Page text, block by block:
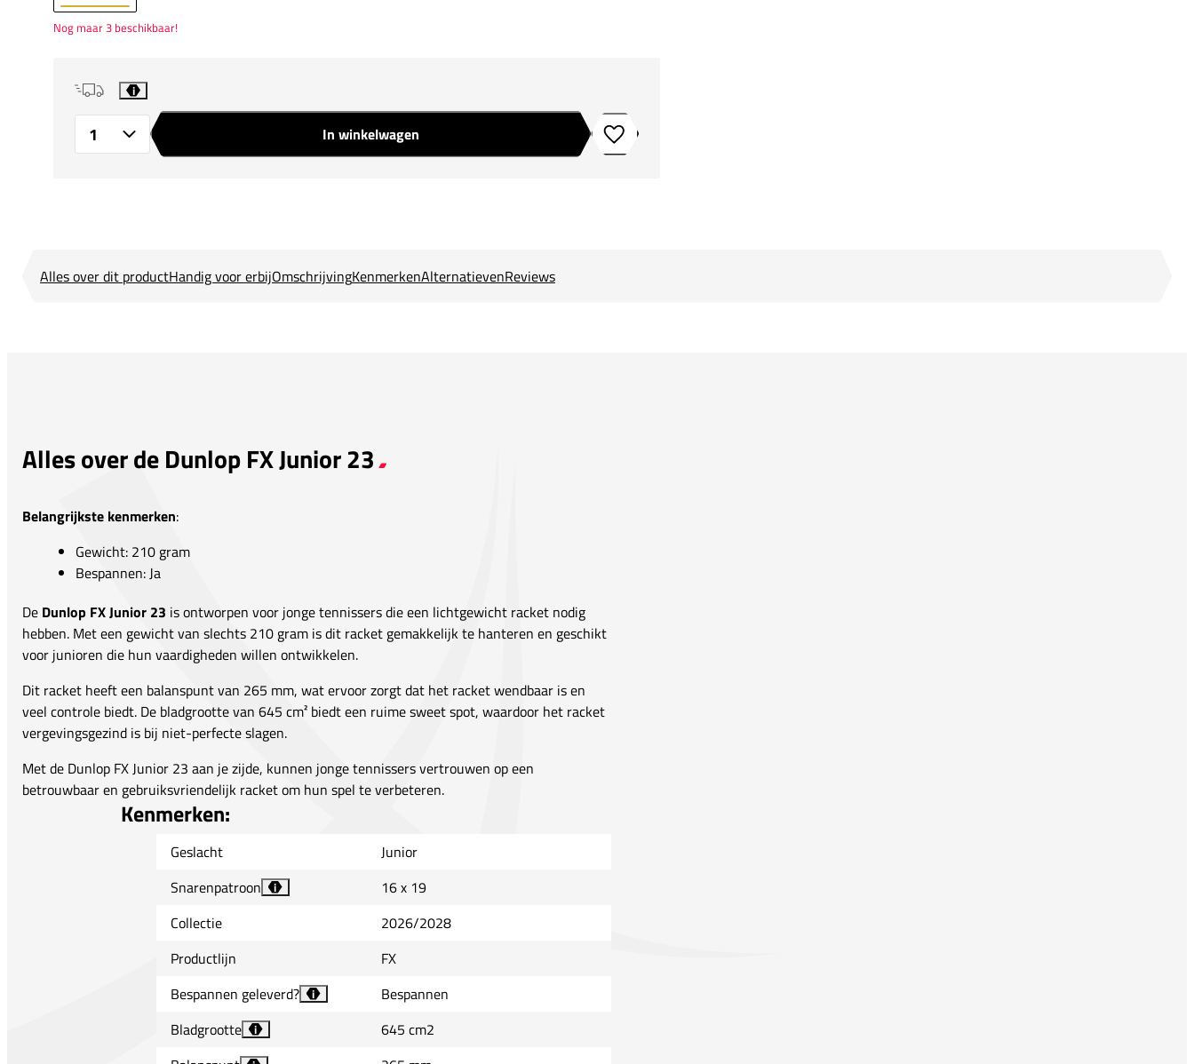
Nog maar 3 beschikbaar!
i
In winkelwagen Toevoegen aan verlanglijstje
Alles over dit productHandig voor erbijOmschrijvingKenmerkenAlternatievenReviews
Alles over de Dunlop FX Junior 23
Belangrijkste kenmerken:
Gewicht: 210 gram
Bespannen: Ja
De Dunlop FX Junior 23 is ontworpen voor jonge tennissers die een lichtgewicht racket nodig
hebben. Met een gewicht van slechts 210 gram is dit racket gemakkelijk te hanteren en geschikt
voor junioren die hun vaardigheden willen ontwikkelen.
Dit racket heeft een balanspunt van 265 mm, wat ervoor zorgt dat het racket wendbaar is en
veel controle biedt. De bladgrootte van 645 cm² biedt een ruime sweet spot, waardoor het racket
vergevingsgezind is bij niet-perfecte slagen.
Met de Dunlop FX Junior 23 aan je zijde, kunnen jonge tennissers vertrouwen op een
betrouwbaar en gebruiksvriendelijk racket om hun spel te verbeteren.
Kenmerken:
Geslacht
Junior
Snarenpatroon
i
16 x 19
Collectie
2026/2028
Productlijn
FX
Bespannen geleverd?
i
Bespannen
Bladgrootte
i
645 cm2